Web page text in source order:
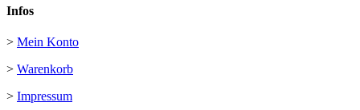
Infos
> Mein Konto
> Warenkorb
> Impressum